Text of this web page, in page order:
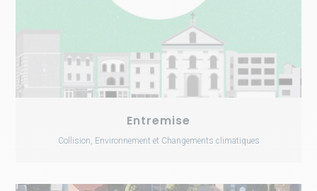
Entremise
Collision, Environnement et Changements climatiques